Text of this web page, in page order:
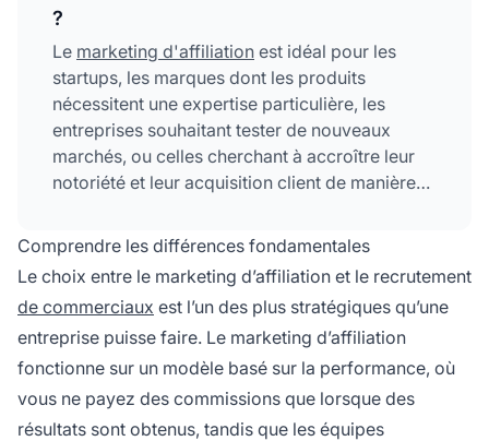
?
Le marketing d'affiliation est idéal pour les
startups, les marques dont les produits
nécessitent une expertise particulière, les
entreprises souhaitant tester de nouveaux
marchés, ou celles cherchant à accroître leur
notoriété et leur acquisition client de manière
performance, des frais généraux réduits et une
scalabilité rapide sans les coûts fixes des
équipes commerciales traditionnelles.
Comprendre les différences fondamentales
Le choix entre le marketing d’affiliation et le recrutement
de commerciaux est l’un des plus stratégiques qu’une
entreprise puisse faire. Le marketing d’affiliation
fonctionne sur un modèle basé sur la performance, où
vous ne payez des commissions que lorsque des
résultats sont obtenus, tandis que les équipes